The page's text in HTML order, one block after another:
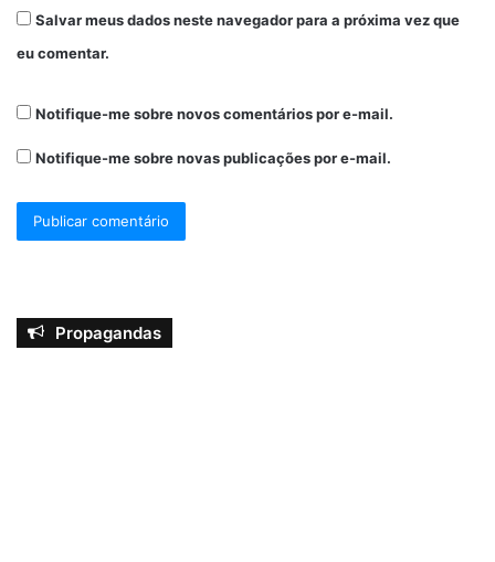
Salvar meus dados neste navegador para a próxima vez que
eu comentar.
Notifique-me sobre novos comentários por e-mail.
Notifique-me sobre novas publicações por e-mail.
Propagandas